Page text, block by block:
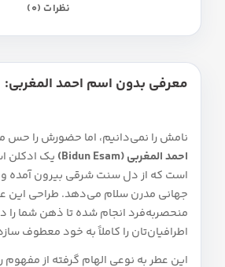
نظرات (0)
معرفی بدون اسم احمد المغربی:
نامش را نمی‌دانیم، اما حضورش را حس
احمد المغربی (Bidun Esam)
یک ادکلن
است که از دل سنت شرقی بیرون آمده و
جهانی مدرن سلام می‌دهد. طراحی این
منحصربه‌فرد انجام شده تا ذهن شما را
اطرافیان‌تان را کاملاً به خود معطوف
این عطر به نوعی الهام گرفته از مفهوم